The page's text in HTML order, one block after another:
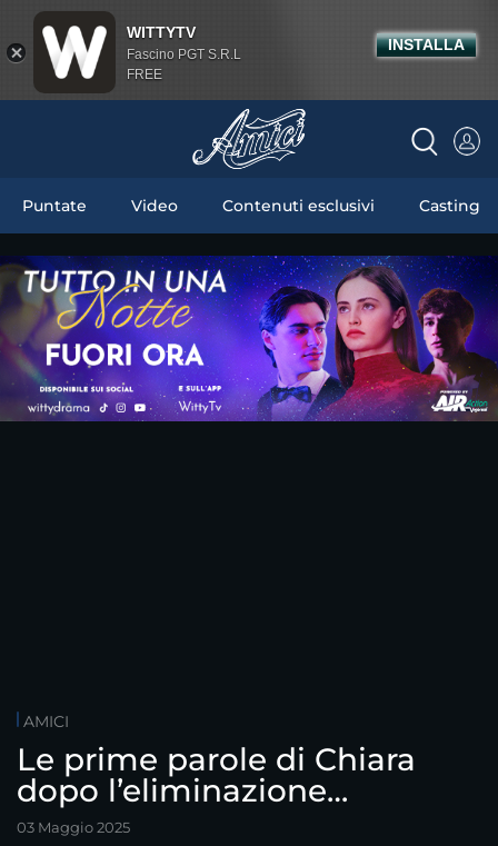
Puntate Video Contenuti esclusivi Casting
AMICI
Le prime parole di Chiara
dopo l’eliminazione…
03 Maggio 2025
WITTYTV
Fascino PGT S.R.L
FREE
INSTALLA